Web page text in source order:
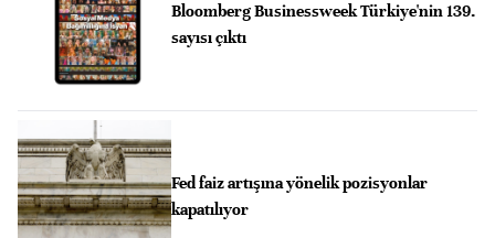
Bloomberg Businessweek Türkiye'nin 139.
sayısı çıktı
Fed faiz artışına yönelik pozisyonlar
kapatılıyor